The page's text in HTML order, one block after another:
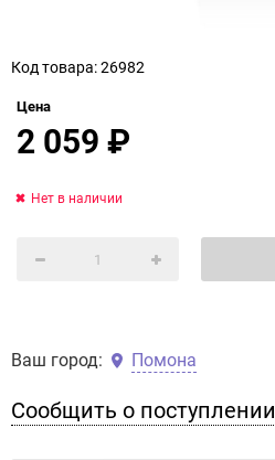
Код товара: 26982
Цена
2 059₽
Нет в наличии
Ваш город: Помона
Сообщить о поступлении